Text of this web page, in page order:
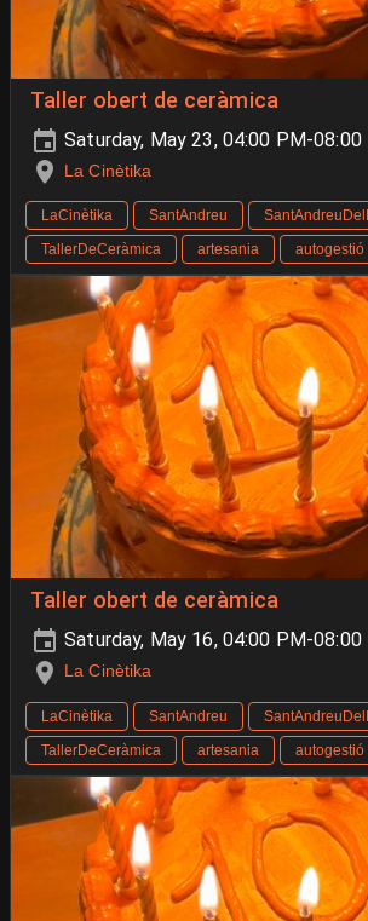
Taller obert de ceràmica
Saturday, May 23, 04:00 PM-08:00
La Cinètika
LaCinètika SantAndreu
TallerDeCeràmica
artesania autogestió
Taller obert de ceràmica
Saturday, May 16, 04:00 PM-08:00
La Cinètika
LaCinètika SantAndreu
TallerDeCeràmica
artesania autogestió